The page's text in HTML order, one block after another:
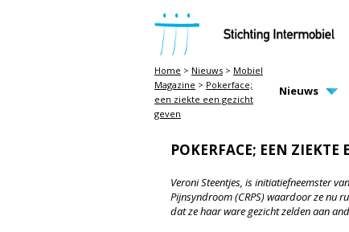
STICHTING INTERMOBIEL
MAIN
Nieuws
Home > Nieuws > Mobiel
Magazine > Pokerface;
een ziekte een gezicht
geven
POKERFACE; EEN ZIEKTE
Veroni Steentjes, is initiatiefneemster
Pijnsyndroom (CRPS) waardoor ze nu
dat ze haar ware gezicht zelden aan